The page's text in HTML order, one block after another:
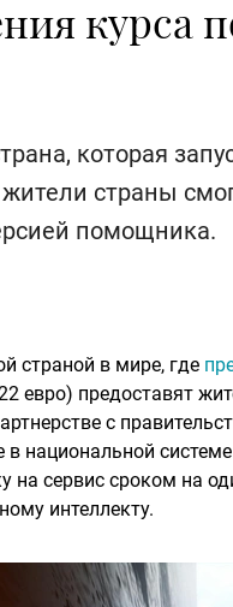
курса
которая
страны
помощника.
страной в мире, где
евро) предоставят
с
в национальной
на сервис сроком на
интеллекту.